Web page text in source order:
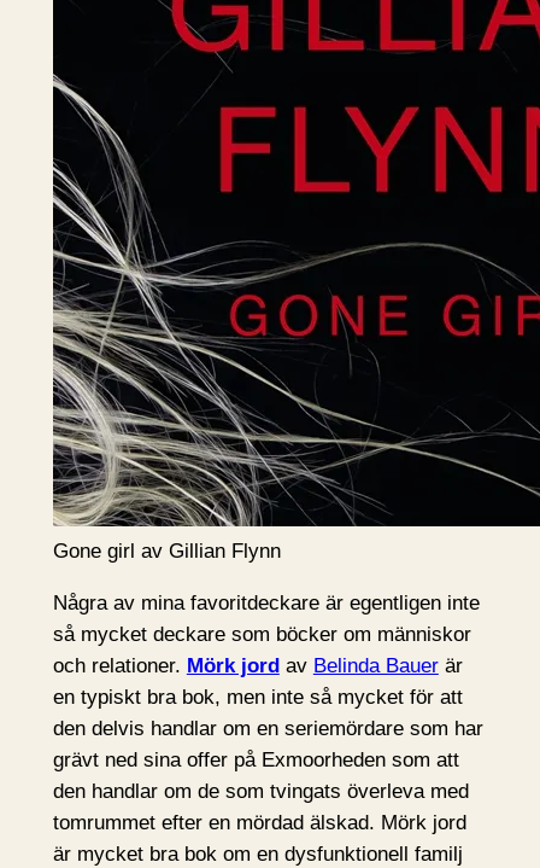
Gone girl av Gillian Flynn
Några av mina favoritdeckare är egentligen inte
så mycket deckare som böcker om människor
och relationer. Mörk jordav Belinda Bauerär
en typiskt bra bok, men inte så mycket för att
den delvis handlar om en seriemördare som har
grävt ned sina offer på Exmoorheden som att
den handlar om de som tvingats överleva med
tomrummet efter en mördad älskad. Mörk jord
är mycket bra bok om en dysfunktionell familj